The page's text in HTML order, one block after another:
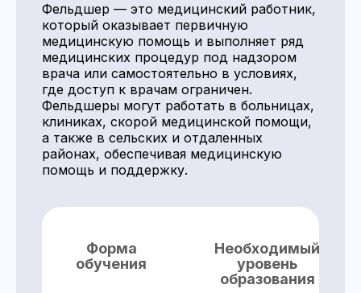
Фельдшер — это медицинский работник,
который оказывает первичную
медицинскую помощь и выполняет ряд
медицинских процедур под надзором
врача или самостоятельно в условиях,
где доступ к врачам ограничен.
Фельдшеры могут работать в больницах,
клиниках, скорой медицинской помощи,
а также в сельских и отдаленных
районах, обеспечивая медицинскую
помощь и поддержку.
Форма
обучения
Необходимый
уровень
образования